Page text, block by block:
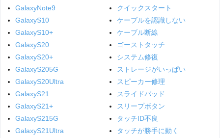
GalaxyNote9
GalaxyS10
GalaxyS10+
GalaxyS20
GalaxyS20+
GalaxyS205G
GalaxyS20Ultra
GalaxyS21
GalaxyS21+
GalaxyS215G
GalaxyS21Ultra
クイックスタート
ケーブルを認識しない
ケーブル断線
ゴーストタッチ
システム修復
ストレージがいっぱい
スピーカー修理
スライドパッド
スリープボタン
タッチID不良
タッチが勝手に動く